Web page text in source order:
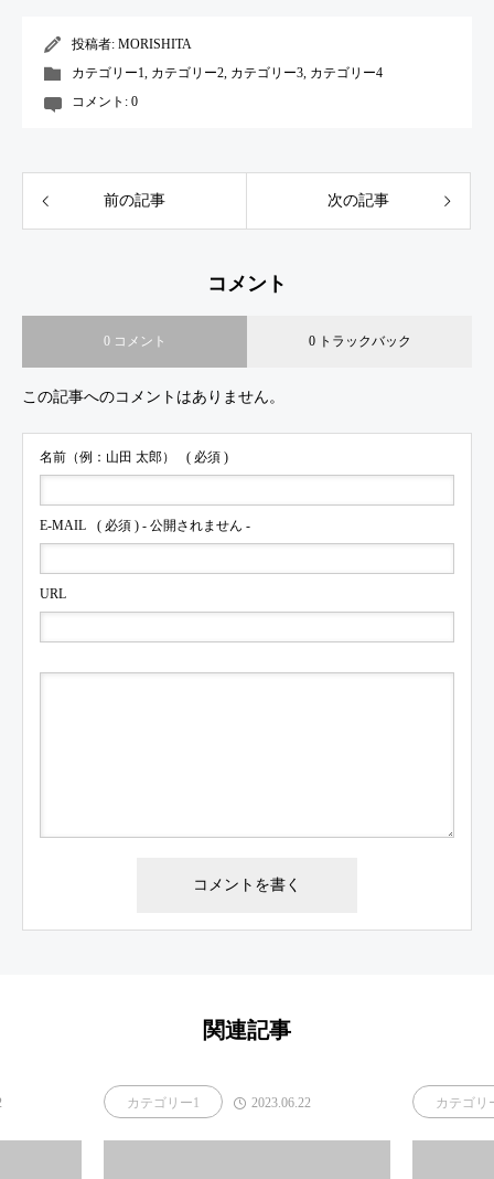
投稿者: MORISHITA
カテゴリー1, カテゴリー2, カテゴリー3, カテゴリー4
コメント: 0
前の記事 次の記事
コメント
0 コメント 0 トラックバック
この記事へのコメントはありません。
名前（例：山田 太郎） ( 必須 )
E-MAIL ( 必須 ) - 公開されません -
URL
関連記事
カテゴリー1 2023.06.22 カテゴリ